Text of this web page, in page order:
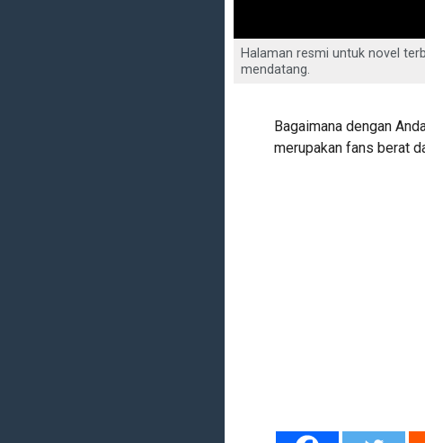
Halaman resmi untuk novel
mendatang.
Bagaimana dengan
merupakan fans berat